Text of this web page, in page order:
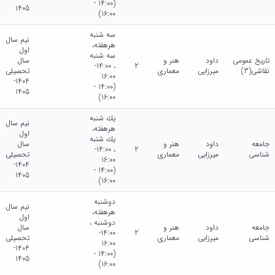
(14:00 -
16:00)
1405
تاریخ عمومی
نقاشی(3)
داود
میرزایی
هنر و
معماری
2
سه شنبه
هرهفته،
سه شنبه
، 14:00-
16:00
(14:00 -
16:00)
نیم سال
اول
سال
تحصیلی
1404-
1405
جامعه
شناسی
داود
میرزایی
هنر و
معماری
2
يك شنبه
هرهفته،
يك شنبه
، 14:00-
16:00
(14:00 -
16:00)
نیم سال
اول
سال
تحصیلی
1404-
1405
جامعه
شناسی
داود
میرزایی
هنر و
معماری
2
دوشنبه
هرهفته،
دوشنبه ،
14:00-
16:00
(14:00 -
16:00)
نیم سال
اول
سال
تحصیلی
1404-
1405